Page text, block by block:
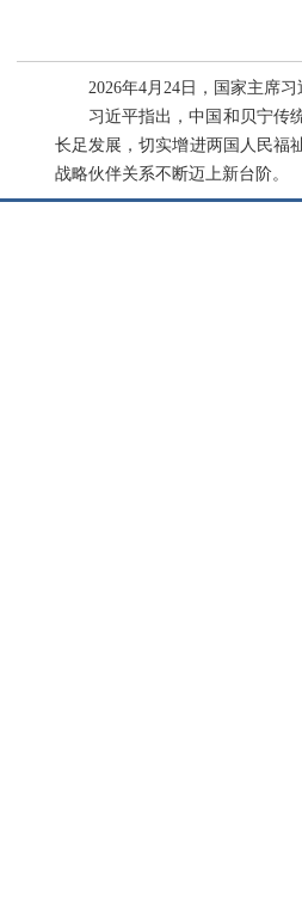
2026年4月24日，国家主席
习近平指出，中国和贝宁传
长足发展，切实增进两国人民福
战略伙伴关系不断迈上新台阶。